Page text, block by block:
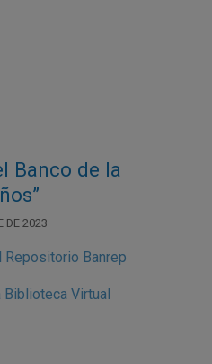
Banco de la
DE 2023
Repositorio Banrep
Virtual